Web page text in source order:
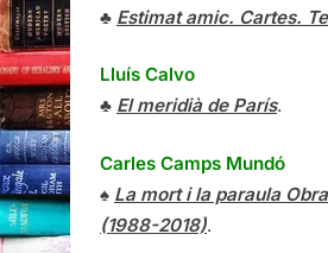
♣ Estimat amic. Cartes.
Lluís Calvo
♣ El meridià de París.
Carles Camps Mundó
♠ La mort i la paraula
(1988-2018).